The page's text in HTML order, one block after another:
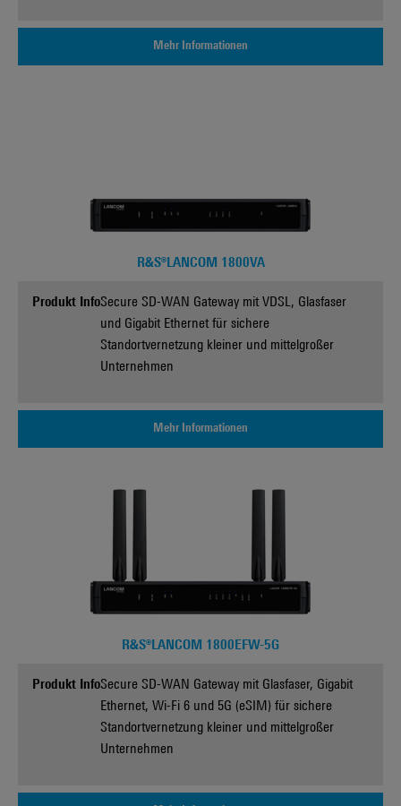
Mehr Informationen
R&S®LANCOM 1800VA
Produkt InfoSecure SD-WAN Gateway mit VDSL, Glasfaser
und Gigabit Ethernet für sichere
Standortvernetzung kleiner und mittelgroßer
Unternehmen
Mehr Informationen
R&S®LANCOM 1800EFW-5G
Produkt InfoSecure SD-WAN Gateway mit Glasfaser, Gigabit
Ethernet, Wi-Fi 6 und 5G (eSIM) für sichere
Standortvernetzung kleiner und mittelgroßer
Unternehmen